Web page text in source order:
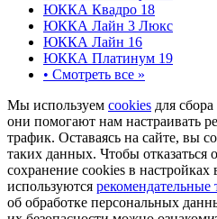
ЮККА Квадро 18
ЮККА Лайн 3 Люкс
ЮККА Лайн 16
ЮККА Платинум 19
• Смотреть все »
Мы используем cookies для
они помогают нам настраивать
трафик. Оставаясь на сайте, вы
таких данных. Чтобы отказаться
сохранение cookies в настройках
используются рекомендательные
об обработке персональных